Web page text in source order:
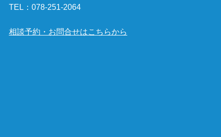
TEL： 078-251-2064
相談予約・お問合せはこちらから